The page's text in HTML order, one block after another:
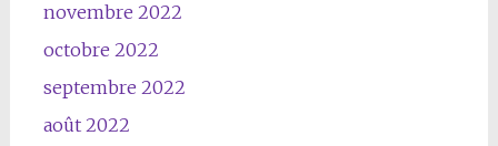
novembre 2022
octobre 2022
septembre 2022
août 2022